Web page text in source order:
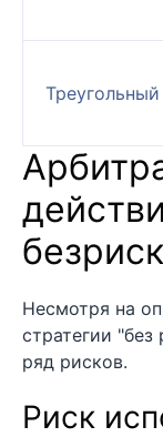
Треугольный
Несмотря на
стратегии "без
ряд рисков.
Риск